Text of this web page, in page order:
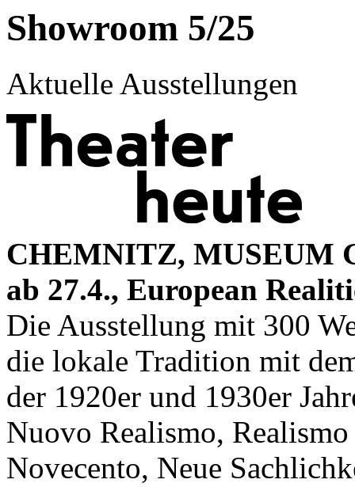
Showroom 5/25
Aktuelle Ausstellungen
CHEMNITZ, MUSEUM
ab 27.4., European
Die Ausstellung mit 300
die lokale Tradition mit
der 1920er und 1930er
Nuovo Realismo,
Novecento, Neue